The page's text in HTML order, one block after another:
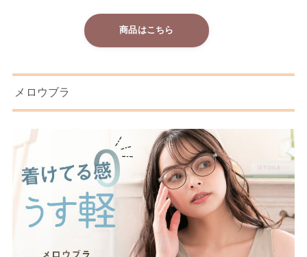
商品はこちら
メロウブラ